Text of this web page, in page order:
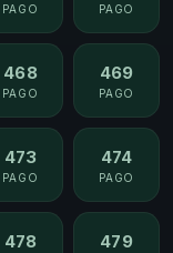
PAGO PAGO
468
PAGO
469
PAGO
473
PAGO
474
PAGO
478 479